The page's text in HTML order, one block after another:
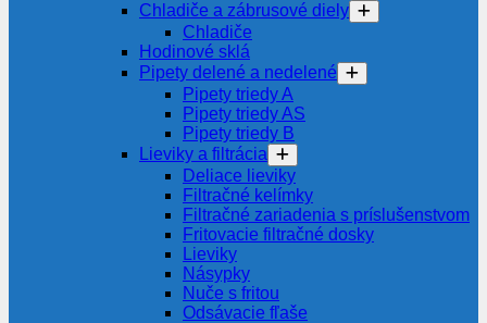
Chladiče a zábrusové diely
Chladiče
Hodinové sklá
Pipety delené a nedelené
Pipety triedy A
Pipety triedy AS
Pipety triedy B
Lieviky a filtrácia
Deliace lieviky
Filtračné kelímky
Filtračné zariadenia s príslušenstvom
Fritovacie filtračné dosky
Lieviky
Násypky
Nuče s fritou
Odsávacie fľaše